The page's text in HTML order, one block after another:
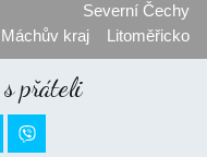
Severní Čechy
Máchův kraj
Litoměřicko
přáteli